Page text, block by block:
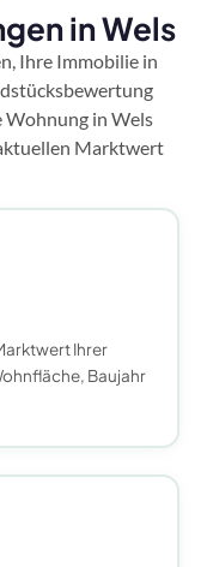
in Wels
Ihre Immobilie in
Wohnung in Wels
Marktwert
Ihrer
Baujahr